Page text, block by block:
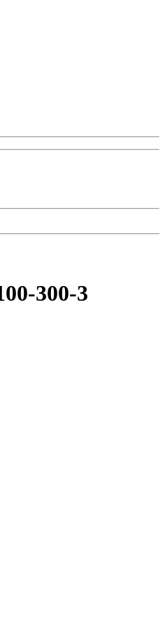
300-3